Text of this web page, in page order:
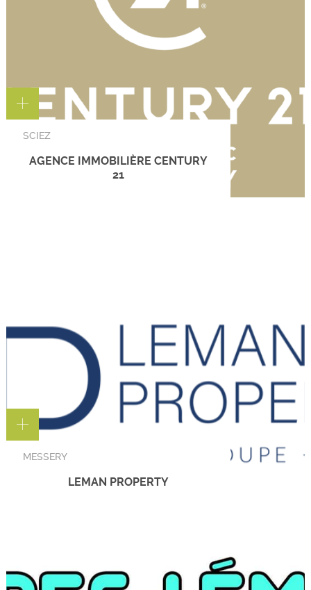
SCIEZ
AGENCE IMMOBILIÈRE CENTURY
21
MESSERY
LEMAN PROPERTY